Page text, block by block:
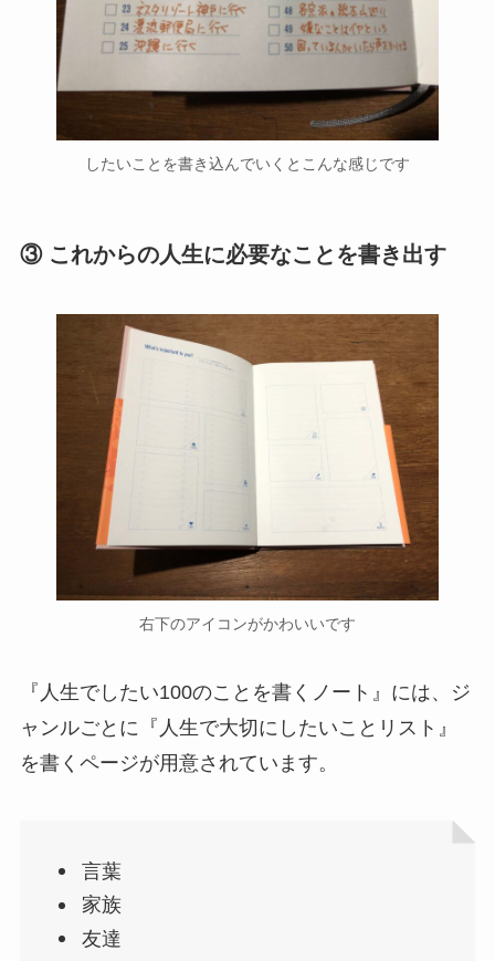
したいことを書き込んでいくとこんな感じです
③ これからの人生に必要なことを書き出す
右下のアイコンがかわいいです
『人生でしたい100のことを書くノート』には、ジ
ャンルごとに『人生で大切にしたいことリスト』
を書くページが用意されています。
言葉
家族
友達